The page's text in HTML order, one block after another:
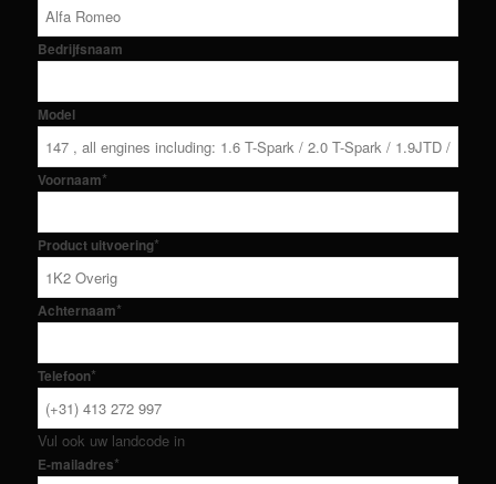
Bedrijfsnaam
Model
Voornaam*
Product uitvoering*
Achternaam*
Telefoon*
Vul ook uw landcode in
E-mailadres*